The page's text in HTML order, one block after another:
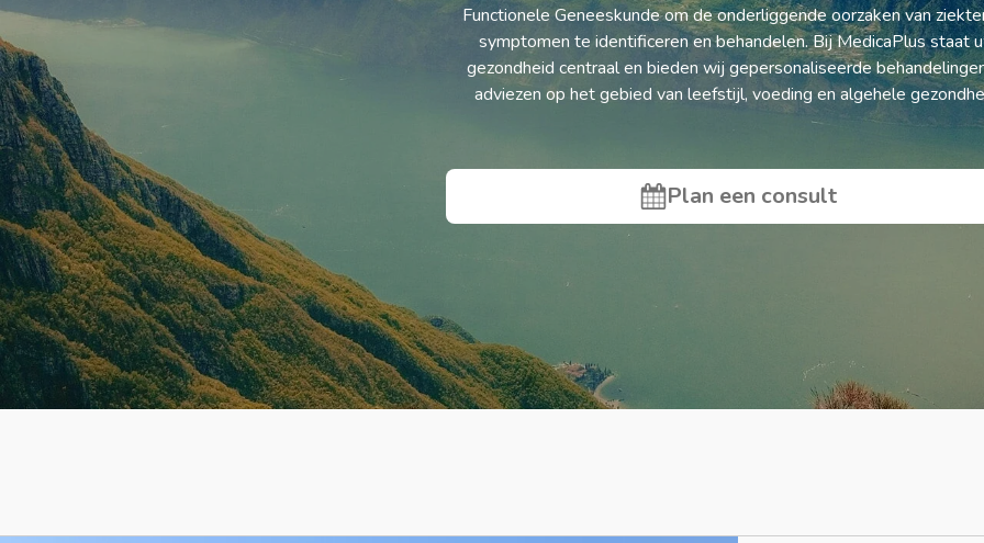
Functionele Geneeskunde om de onderliggende oorzaken van
symptomen te identificeren en behandelen. Bij MedicaPlus staat
gezondheid centraal en bieden wij gepersonaliseerde
adviezen op het gebied van leefstijl, voeding en algehele
Plan een consult